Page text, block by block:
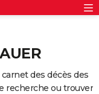
des décès des
recherche ou trouver